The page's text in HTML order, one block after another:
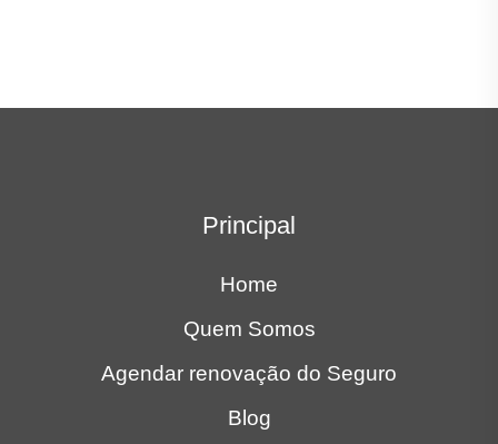
Principal
Home
Quem Somos
Agendar renovação do Seguro
Blog